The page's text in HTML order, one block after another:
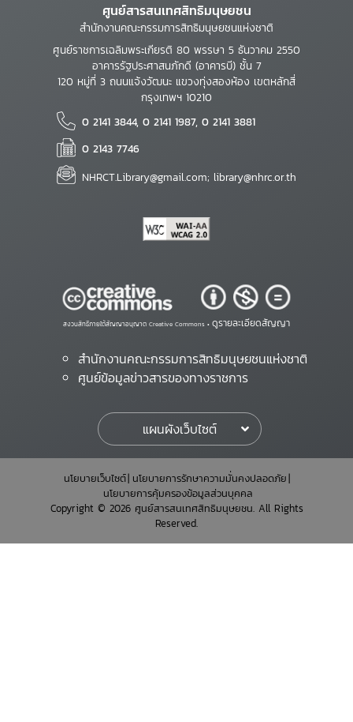
ศูนย์สารสนเทศสิทธิมนุษยชน
สำนักงานคณะกรรมการสิทธิมนุษยชนแห่งชาติ
ศูนย์ราชการเฉลิมพระเกียรติ 80 พรรษา 5 ธันวาคม 2550
อาคารรัฐประศาสนภักดี (อาคารบี) ชั้น 7
120 หมู่ที่ 3 ถนนแจ้งวัฒนะ แขวงทุ่งสองห้อง เขตหลักสี่
กรุงเทพฯ 10210
0 2141 3844, 0 2141 1987, 0 2141 3881
0 2143 7746
NHRCT.Library@gmail.com; library@nhrc.or.th
สงวนสิทธิ์ภายใต้สัญญาอนุญาต Creative Commons • ดูรายละเอียดสัญญา
สำนักงานคณะกรรมการสิทธิมนุษยชนแห่งชาติ
ศูนย์ข้อมูลข่าวสารของทางราชการ
แผนผังเว็บไซต์
นโยบายเว็บไซต์ นโยบายการรักษาความมั่นคงปลอดภัย
นโยบายการคุ้มครองข้อมูลส่วนบุคคล
Copyright © 2026 ศูนย์สารสนเทศสิทธิมนุษยชน. All Rights
Reserved.